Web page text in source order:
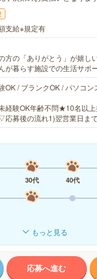
支給※規定有
方の「ありがとう」が嬉し
が暮らす施設での生活サポ
OK / ブランクOK / パソコン
経験OK年齢不問★10名以
応募後の流れ1)翌営業日ま
30代 40代
もっと見る
応募へ進む